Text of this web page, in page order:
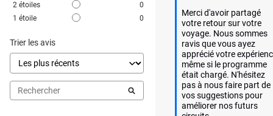
2 étoiles
0
1 étoile 0
Trier les avis
Merci d'avoir partagé
votre retour sur votre
voyage. Nous sommes
ravis que vous ayez
apprécié votre
même si le programme
était chargé. N'hésitez
pas à nous faire part de
vos suggestions pour
améliorer nos futurs